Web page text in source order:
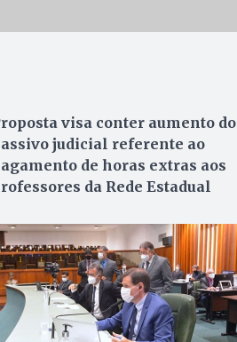
visa conter aumento do
judicial referente ao
de horas extras aos
da Rede Estadual